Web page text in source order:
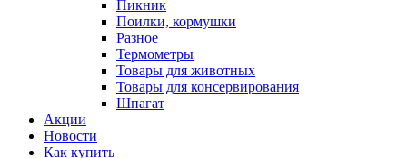
Пикник
Поилки, кормушки
Разное
Термометры
Товары для животных
Товары для консервирования
Шпагат
Акции
Новости
Как купить